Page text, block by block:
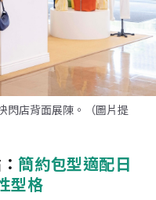
閃店背面展陳。（圖片提
簡約包型適配日
型格